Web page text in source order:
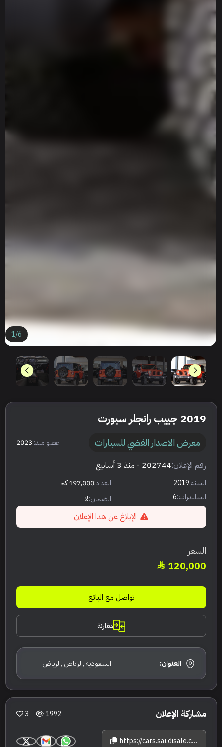
1/6
2019 جييب رانجلر سبورت
معرض الاصدار الفضي للسيارات عضو منذ: 2023
رقم الإعلان:202744 - منذ 3 أسابيع
السنة:2019 العداد:197,000 كم
السلندرات:6 الضمان:لا
الإبلاغ عن هذا الإعلان
السعر
120,000
تواصل مع البائع
مقارنة
العنوان: السعودية ,الرياض ,الرياض
مشاركة الإعلان 1992
3
https://cars.saudisale.com/listings/yo3vib/2019-%D8%AC%D9%8A%D9%8A%D8%A8-%D8%B1%D8%A7%D9%86%D8%AC%D9%84%D8%B1-%D8%B3%D8%A8%D9%88%D8%B1%D8%AA